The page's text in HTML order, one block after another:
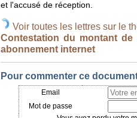
et l'accusé de réception.
Voir toutes les lettres sur le
Contestation du montant
abonnement internet
Pour commenter ce
Email
Mot de passe